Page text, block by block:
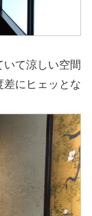
て涼しい空間
差にヒェッとな